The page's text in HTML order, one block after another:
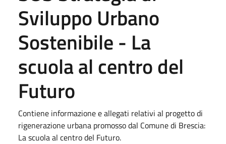
Sviluppo Urbano
Sostenibile - La
scuola al centro del
Futuro
Contiene informazione e allegati relativi al progetto di
rigenerazione urbana promosso dal Comune di Brescia:
La scuola al centro del Futuro.